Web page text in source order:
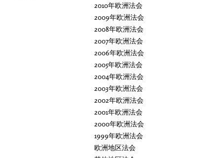
2010年欧洲法会
2009年欧洲法会
2008年欧洲法会
2007年欧洲法会
2006年欧洲法会
2005年欧洲法会
2004年欧洲法会
2003年欧洲法会
2002年欧洲法会
2001年欧洲法会
2000年欧洲法会
1999年欧洲法会
欧洲地区法会